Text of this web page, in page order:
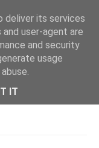
deliver its services
user-agent are
and security
usage
IT